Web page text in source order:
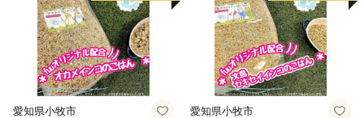
愛知県小牧市 愛知県小牧市